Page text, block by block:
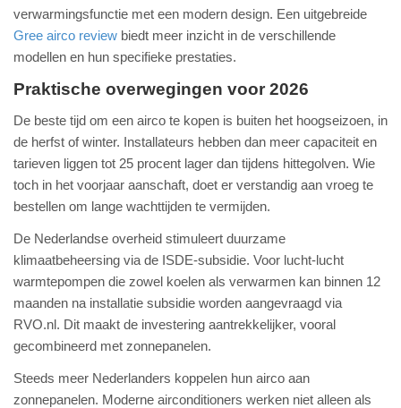
verwarmingsfunctie met een modern design. Een uitgebreide
Gree airco review biedt meer inzicht in de verschillende
modellen en hun specifieke prestaties.
Praktische overwegingen voor 2026
De beste tijd om een airco te kopen is buiten het hoogseizoen, in
de herfst of winter. Installateurs hebben dan meer capaciteit en
tarieven liggen tot 25 procent lager dan tijdens hittegolven. Wie
toch in het voorjaar aanschaft, doet er verstandig aan vroeg te
bestellen om lange wachttijden te vermijden.
De Nederlandse overheid stimuleert duurzame
klimaatbeheersing via de ISDE-subsidie. Voor lucht-lucht
warmtepompen die zowel koelen als verwarmen kan binnen 12
maanden na installatie subsidie worden aangevraagd via
RVO.nl. Dit maakt de investering aantrekkelijker, vooral
gecombineerd met zonnepanelen.
Steeds meer Nederlanders koppelen hun airco aan
zonnepanelen. Moderne airconditioners werken niet alleen als